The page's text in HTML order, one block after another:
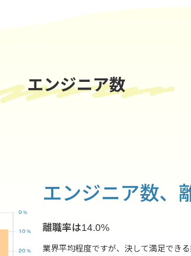
エンジニア数
エンジニア数、
離職率は14.0%
業界平均程度ですが、決して満足でき